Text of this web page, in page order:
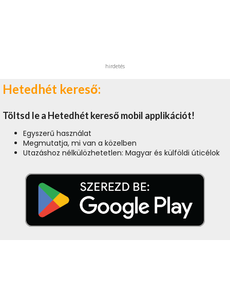
hirdetés
Hetedhét kereső:
Töltsd le a Hetedhét kereső mobil applikációt!
Egyszerű használat
Megmutatja, mi van a közelben
Utazáshoz nélkülözhetetlen: Magyar és külföldi úticélok